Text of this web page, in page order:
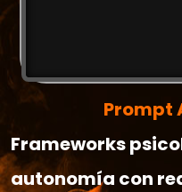
Prompt
Frameworks
autonomía con